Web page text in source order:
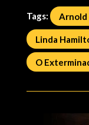
Tags: Arnold
Linda
O